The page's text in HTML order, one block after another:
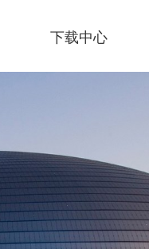
下载中心